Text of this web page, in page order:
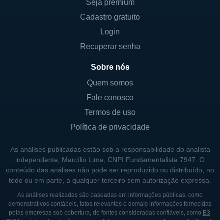
sua gestão busca criar valor para todos os
acionistas. Alguns dos principais investidores
são fundos de investimento e instituições
financeiras, os quais acompanham de perto
o desempenho da empresa e suas
A empresa valoriza a transparência e a
comunicação clara com seus acionistas,
buscando sempre a melhor forma de atender
cumprir com suas obrigações públicas como
empresa listada.
HISTÓRICO DA EAGLE MATERIALS
A Eagle Materials foi fundada em 1963, e
Seja premium
Cadastro gratuito
Login
Recuperar senha
Sobre nós
Quem somos
Fale conosco
Termos de uso
Política de privacidade
As análises publicadas estão sob a responsabilidade do analista
independente, Marcílio Lima, CNPI Fundamentalista 7947. O
conteúdo das análises não pode ser reproduzido ou distribuído, no
todo ou em parte, a qualquer terceiro sem autorização expressa.
As análises realizadas são baseadas em informações públicas, como
demonstrativos contábeis, fatos relevantes e demais informações fornecidas
pelas empresas sob cobertura, de fontes consideradas confiáveis, como B3,